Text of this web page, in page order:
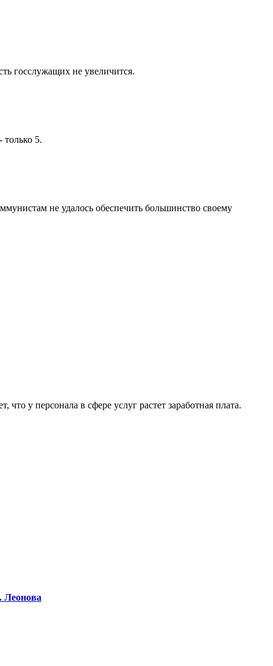
госслужащих не увеличится.
5.
не удалось обеспечить большинство своему
у персонала в сфере услуг растет заработная плата.
Леонова